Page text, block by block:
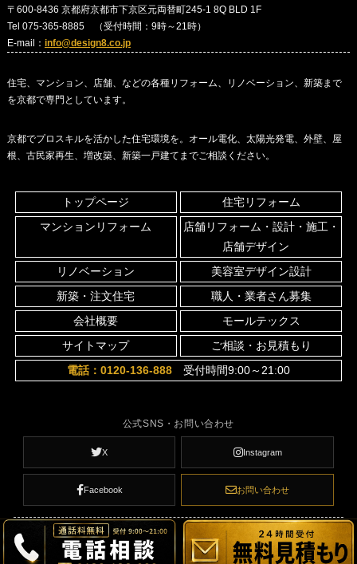
〒600-8436 京都府京都市下京区元両替町245-1 8Q BLD 1F
Tel 075-365-8885 （受付時間：9時～21時）
E-mail： info@design8.co.jp
住宅、マンション、店舗、などの各種リフォーム、リノベーション、新築まで
を京都で専門としています。
京都でプロスキルを活かした住宅環境を。オール電化、太陽光発電、外壁、屋
根、古民家再生、増改築、新築一戸建てまでご相談ください。
トップページ
住宅リフォーム
マンションリフォーム
店舗リフォーム・設計・施工・
店舗デザイン
リノベーション
美容室デザイン設計
新築・注文住宅
職人・業者さん募集
会社概要
モールテックス
サイトマップ
ご相談・お見積もり
電話：0120-136-888受付時間9:00～21:00
公式SNS・お問い合わせ
X Instagram
Facebook お問い合わせ
© 京都 リフォーム Renove Network All Rights Reserved.
滋賀県のフランチャイズ募集
お気軽に無料相談してください
0120-136-888 メールでのお問い合わせ
当日または翌営業日に返信いたします。